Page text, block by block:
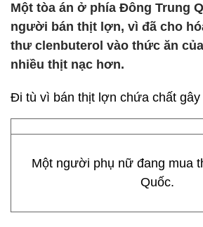
Một tòa án ở phía Đông Trung
người bán thịt lợn, vì đã cho
thư clenbuterol vào thức ăn
nhiều thịt nạc hơn.
Đi tù vì bán thịt lợn chứa chất
Một người phụ nữ đang mua
Quốc.